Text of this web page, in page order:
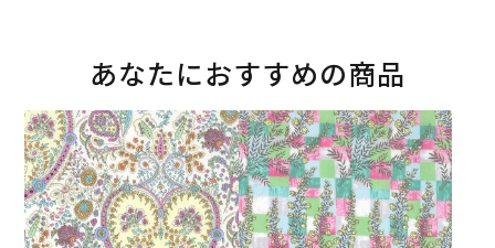
あなたにおすすめの商品